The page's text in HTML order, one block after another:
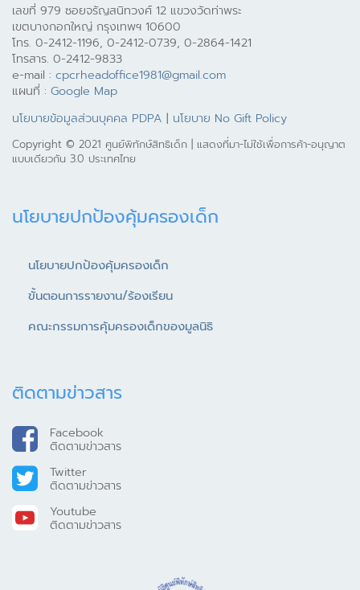
เลขที่ 979 ซอยจรัญสนิทวงศ์ 12 แขวงวัดท่าพระ
เขตบางกอกใหญ่ กรุงเทพฯ 10600
โทร. 0-2412-1196, 0-2412-0739, 0-2864-1421
โทรสาร. 0-2412-9833
e-mail : cpcrheadoffice1981@gmail.com
แผนที่ : Google Map
นโยบายข้อมูลส่วนบุคคล PDPA | นโยบาย No Gift Policy
Copyright © 2021 ศูนย์พิทักษ์สิทธิเด็ก | แสดงที่มา-ไม่ใช้เพื่อการค้า-อนุญาต
แบบเดียวกัน 3.0 ประเทศไทย
นโยบายปกป้องคุ้มครองเด็ก
นโยบายปกป้องคุ้มครองเด็ก
ขั้นตอนการรายงาน/ร้องเรียน
คณะกรรมการคุ้มครองเด็กของมูลนิธิ
ติดตามข่าวสาร
Facebook
ติดตามข่าวสาร
Twitter
ติดตามข่าวสาร
Youtube
ติดตามข่าวสาร